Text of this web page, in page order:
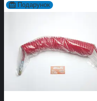
Подарунок